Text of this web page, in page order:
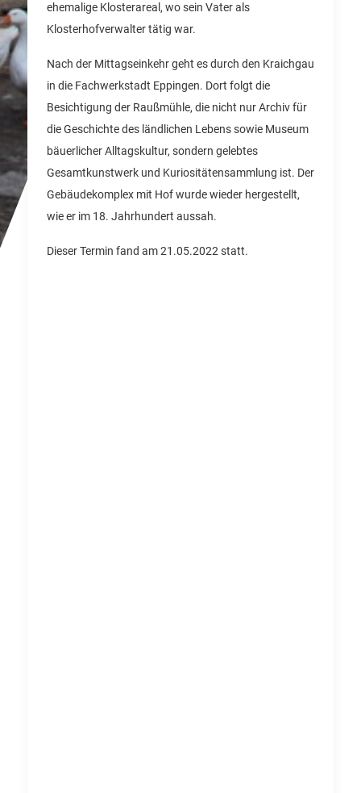
ehemalige Klosterareal, wo sein Vater als
Klosterhofverwalter tätig war.
Nach der Mittagseinkehr geht es durch den Kraichgau
in die Fachwerkstadt Eppingen. Dort folgt die
Besichtigung der Raußmühle, die nicht nur Archiv für
die Geschichte des ländlichen Lebens sowie Museum
bäuerlicher Alltagskultur, sondern gelebtes
Gesamtkunstwerk und Kuriositätensammlung ist. Der
Gebäudekomplex mit Hof wurde wieder hergestellt,
wie er im 18. Jahrhundert aussah.
Dieser Termin fand am 21.05.2022 statt.